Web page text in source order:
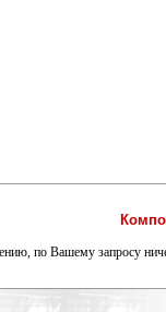
по Вашему запросу